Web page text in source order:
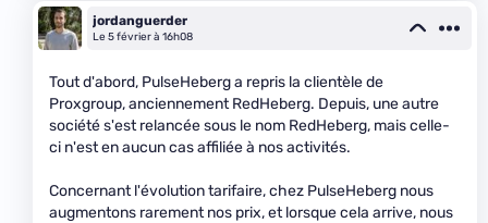
jordanguerder
Le 5 février à 16h08
Tout d'abord, PulseHeberg a repris la clientèle de
Proxgroup, anciennement RedHeberg. Depuis, une autre
société s'est relancée sous le nom RedHeberg, mais celle-
ci n'est en aucun cas affiliée à nos activités.
Concernant l'évolution tarifaire, chez PulseHeberg nous
augmentons rarement nos prix, et lorsque cela arrive, nous